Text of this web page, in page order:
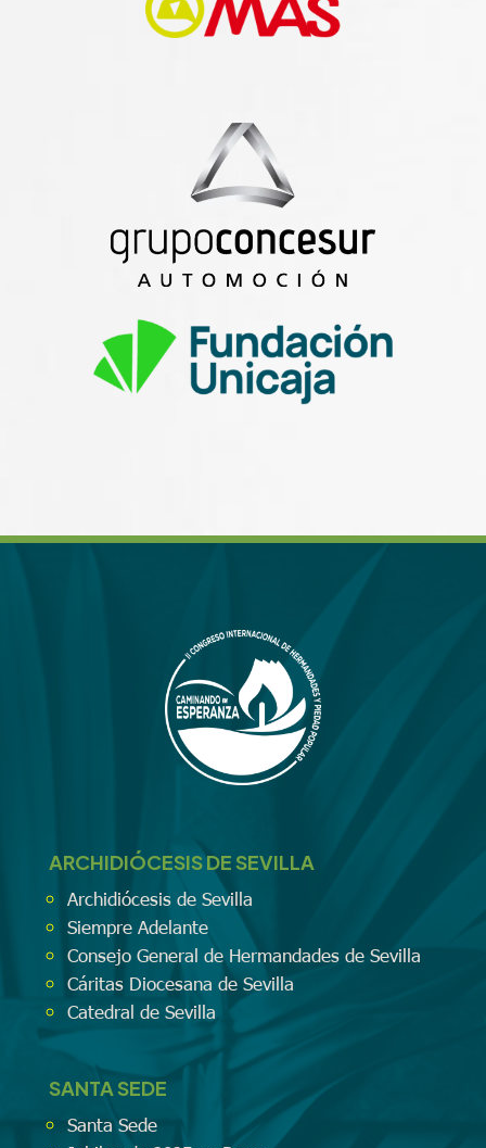
ARCHIDIÓCESIS DE SEVILLA
Archidiócesis de Sevilla
Siempre Adelante
Consejo General de Hermandades de Sevilla
Cáritas Diocesana de Sevilla
Catedral de Sevilla
SANTA SEDE
Santa Sede